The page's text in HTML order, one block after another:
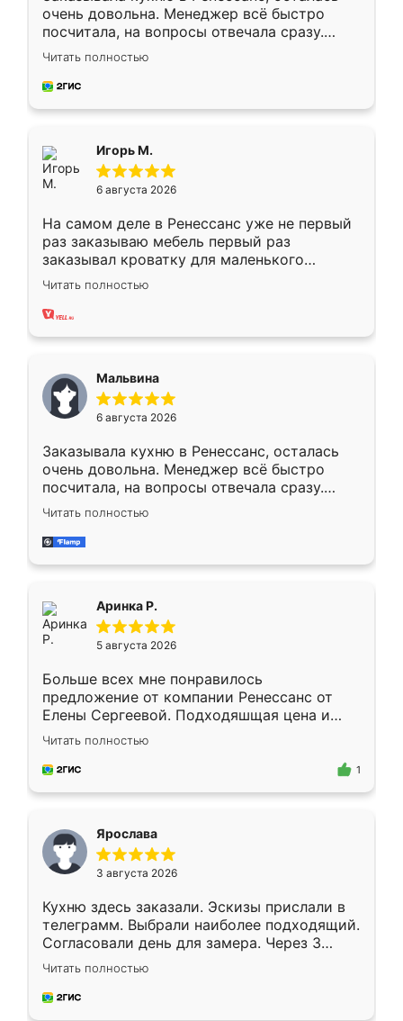
очень довольна. Менеджер всё быстро
посчитала, на вопросы отвечала сразу.
Замерщик приехал в субботу, подошёл к
делу со всей ответственностью. Собрали
за день, ребята работали аккуратно, даже
Читать полностью
Игорь М.
6 августа 2026
На самом деле в Ренессанс уже не первый
раз заказываю мебель первый раз
заказывал кроватку для маленького
ребёнка при его рождении ,во второй раз
заказал шкаф-купе. По качеству очень
хорошее сборка достаточно быстрая,
меньше, здесь же он более разнообразный.
Мне нравится ,если что-то потребуется из
мебели буду заказывать только здесь.
Читать полностью
Мальвина
6 августа 2026
Заказывала кухню в Ренессанс, осталась
очень довольна. Менеджер всё быстро
посчитала, на вопросы отвечала сразу.
Замерщик приехал в субботу, подошёл к
делу со всей ответственностью. Собрали
за день, ребята работали аккуратно, даже
Читать полностью
Аринка Р.
5 августа 2026
Больше всех мне понравилось
предложение от компании Ренессанс от
Елены Сергеевой. Подходяшщая цена и
короткие сроки изготовления. Приехавший
для замера сотрудник Владислав
предложил по моему эскизу самый
Читать полностью
1
Ярослава
3 августа 2026
Кухню здесь заказали. Эскизы прислали в
телеграмм. Выбрали наиболее подходящий.
Согласовали день для замера. Через 3
недели кухня была уже готова. Остались
довольны работой. Спасибо Ренессанс
мебель за качественную работу!
Читать полностью